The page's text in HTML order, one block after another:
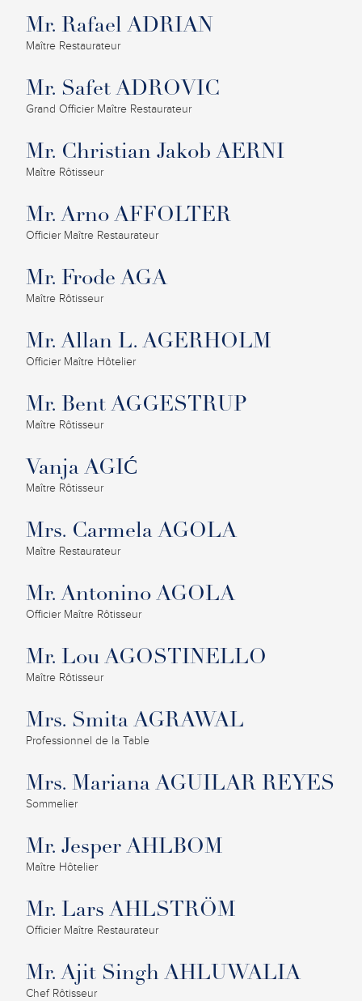
Mr. Rafael ADRIAN
Maître Restaurateur
Mr. Safet ADROVIC
Grand Officier Maître Restaurateur
Mr. Christian Jakob AERNI
Maître Rôtisseur
Mr. Arno AFFOLTER
Officier Maître Restaurateur
Mr. Frode AGA
Maître Rôtisseur
Mr. Allan L. AGERHOLM
Officier Maître Hôtelier
Mr. Bent AGGESTRUP
Maître Rôtisseur
Vanja AGIĆ
Maître Rôtisseur
Mrs. Carmela AGOLA
Maître Restaurateur
Mr. Antonino AGOLA
Officier Maître Rôtisseur
Mr. Lou AGOSTINELLO
Maître Rôtisseur
Mrs. Smita AGRAWAL
Professionnel de la Table
Mrs. Mariana AGUILAR REYES
Sommelier
Mr. Jesper AHLBOM
Maître Hôtelier
Mr. Lars AHLSTRÖM
Officier Maître Restaurateur
Mr. Ajit Singh AHLUWALIA
Chef Rôtisseur